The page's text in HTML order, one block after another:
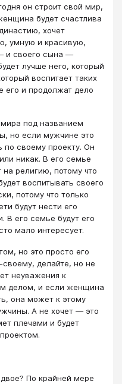
он строит свой мир,
будет счастлива
хочет
умную и красивую,
и своего сына —
лучше него, который
воспитает таких
его и продолжат дело
под названием
но если мужчине это
по своему проекту. Он
никак. В его семье
религию, потому что
воспитывать своего
потому что только
будут нести его
В его семье будут его
мало интересует.
но это просто его
своему, делайте, но не
неуважения к
делом, и если женщина
она может к этому
А не хочет — это
плечами и будет
По крайней мере